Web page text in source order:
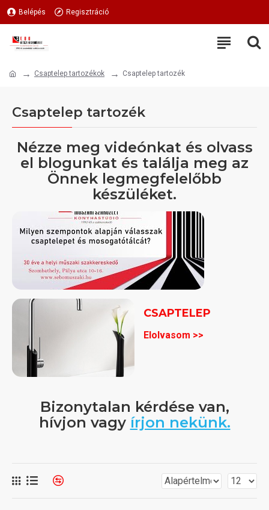
Belépés Regisztráció
Csaptelep tartozékok Csaptelep tartozék
Csaptelep tartozék
Nézze meg videónkat és olvass
el blogunkat és találja meg az
Önnek legmegfelelőbb
készüléket.
CSAPTELEP
Elolvasom >>
Bizonytalan kérdése van,
hívjon vagy írjon nekünk.